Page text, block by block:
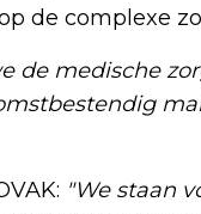
de complexe
de medische
"We staan